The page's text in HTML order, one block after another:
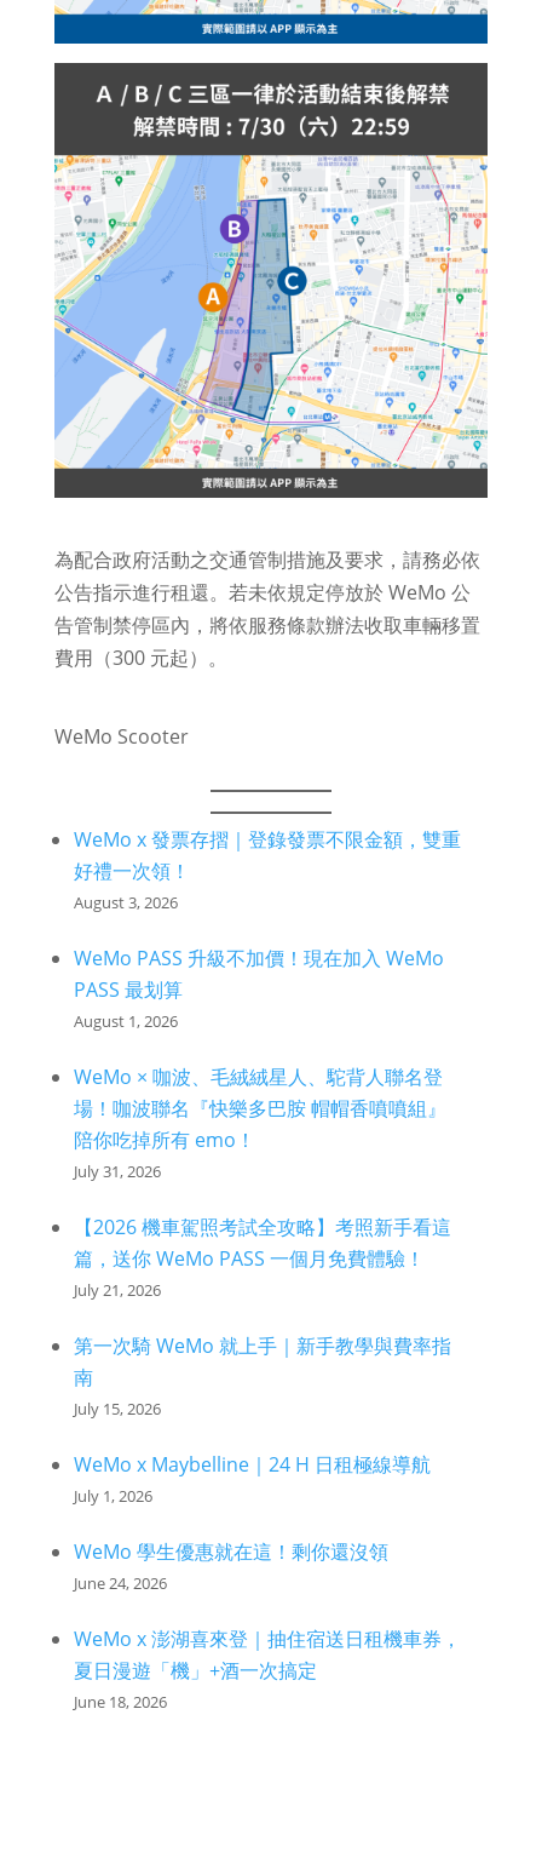
為配合政府活動之交通管制措施及要求，請務必依
公告指示進行租還。若未依規定停放於 WeMo 公
告管制禁停區內，將依服務條款辦法收取車輛移置
費用（300 元起）。
WeMo Scooter
WeMo x 發票存摺｜登錄發票不限金額，雙重
好禮一次領！
August 3, 2026
WeMo PASS 升級不加價！現在加入 WeMo
PASS 最划算
August 1, 2026
WeMo × 咖波、毛絨絨星人、駝背人聯名登
場！咖波聯名『快樂多巴胺 帽帽香噴噴組』
陪你吃掉所有 emo！
July 31, 2026
【2026 機車駕照考試全攻略】考照新手看這
篇，送你 WeMo PASS 一個月免費體驗！
July 21, 2026
第一次騎 WeMo 就上手｜新手教學與費率指
南
July 15, 2026
WeMo x Maybelline｜24 H 日租極線導航
July 1, 2026
WeMo 學生優惠就在這！剩你還沒領
June 24, 2026
WeMo x 澎湖喜來登｜抽住宿送日租機車券，
夏日漫遊「機」+酒一次搞定
June 18, 2026